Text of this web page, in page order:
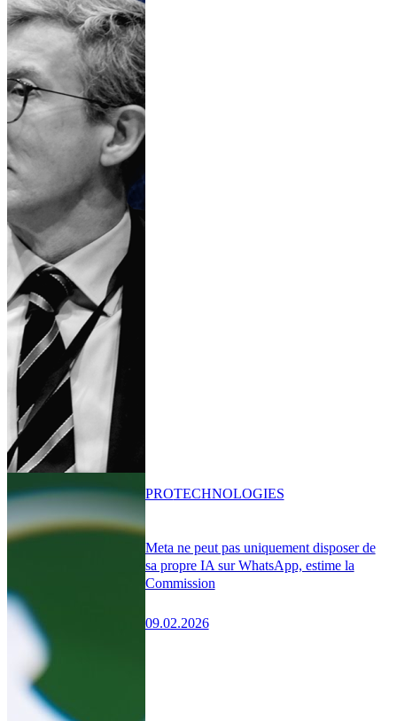
Meta ne peut pas uniquement disposer de
sa propre IA sur WhatsApp, estime la
Commission
09.02.2026
PROTECHNOLOGIES